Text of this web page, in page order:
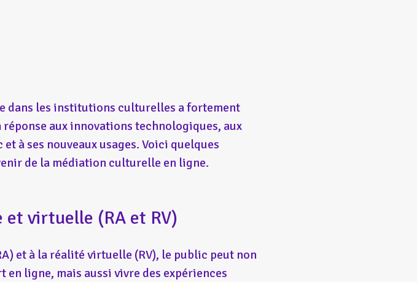
dans les institutions culturelles a fortement
réponse aux innovations technologiques, aux
à ses nouveaux usages. Voici quelques
de la médiation culturelle en ligne.
et virtuelle (RA et RV)
et à la réalité virtuelle (RV), le public peut non
en ligne, mais aussi vivre des expériences